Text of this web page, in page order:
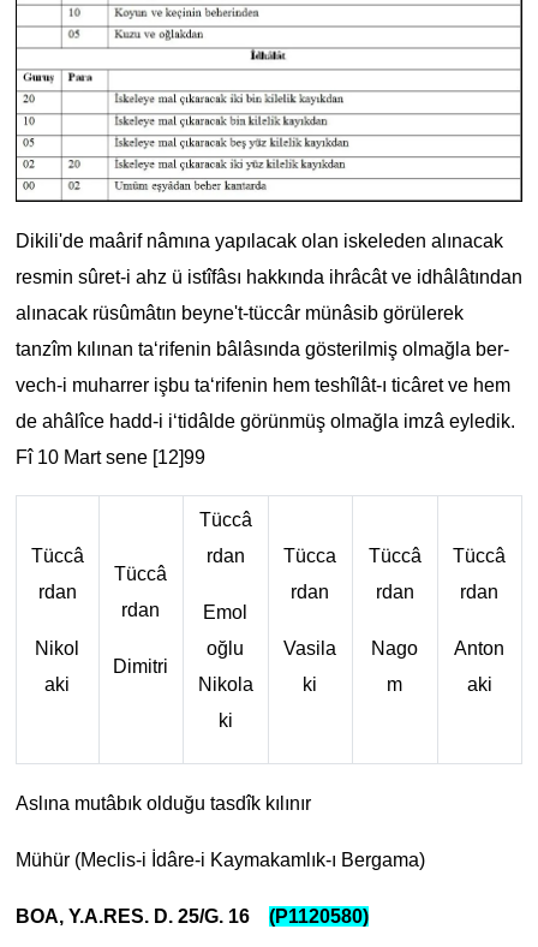
Dikili'de maârif nâmına yapılacak olan iskeleden alınacak
resmin sûret-i ahz ü istîfâsı hakkında ihrâcât ve idhâlâtından
alınacak rüsûmâtın beyne't-tüccâr münâsib görülerek
tanzîm kılınan ta‘rifenin bâlâsında gösterilmiş olmağla ber-
vech-i muharrer işbu ta‘rifenin hem teshîlât-ı ticâret ve hem
de ahâlîce hadd-i i‘tidâlde görünmüş olmağla imzâ eyledik.
Fî 10 Mart sene [12]99
Tüccâ
rdan
Nikol
aki
Tüccâ
rdan
Dimitri
Tüccâ
rdan
Emol
oğlu
Nikola
ki
Tücca
rdan
Vasila
ki
Tüccâ
rdan
Nago
m
Tüccâ
rdan
Anton
aki
Aslına mutâbık olduğu tasdîk kılınır
Mühür (Meclis-i İdâre-i Kaymakamlık-ı Bergama)
BOA, Y.A.RES. D. 25/G. 16 (P1120580)